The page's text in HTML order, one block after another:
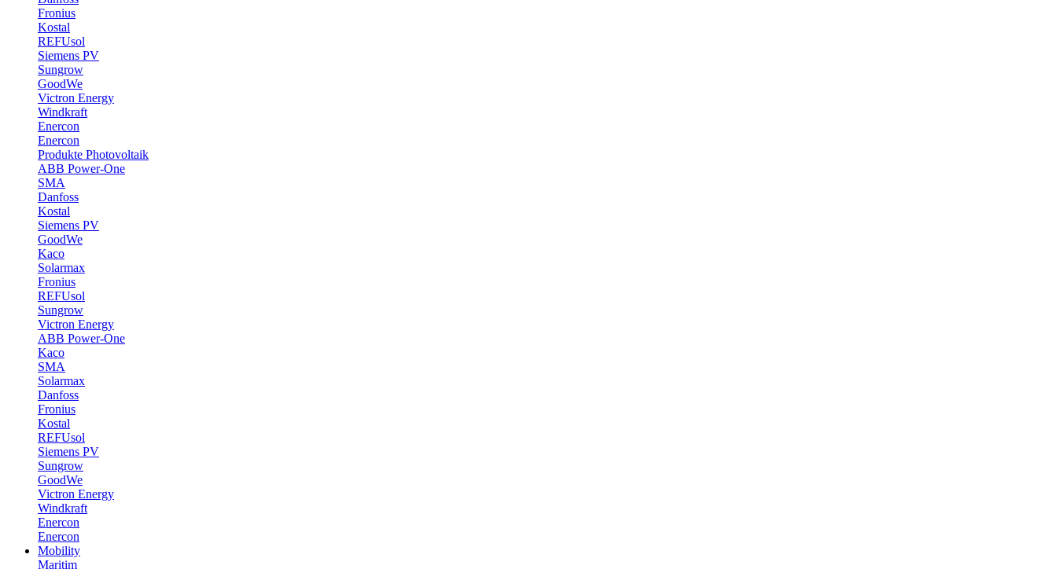
Fronius
Kostal
REFUsol
Siemens PV
Sungrow
GoodWe
Victron Energy
Windkraft
Enercon
Enercon
Produkte Photovoltaik
ABB Power-One
SMA
Danfoss
Kostal
Siemens PV
GoodWe
Kaco
Solarmax
Fronius
REFUsol
Sungrow
Victron Energy
ABB Power-One
Kaco
SMA
Solarmax
Danfoss
Fronius
Kostal
REFUsol
Siemens PV
Sungrow
GoodWe
Victron Energy
Windkraft
Enercon
Enercon
Mobility
Maritim